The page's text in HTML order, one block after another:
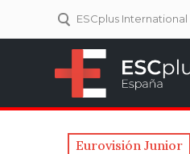
ESCplus International
Eurovisión Junior